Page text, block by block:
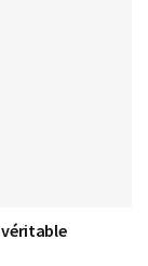
véritable